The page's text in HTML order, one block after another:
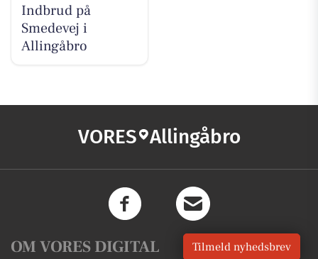
Indbrud på
Smedevej i
Allingåbro
VORES Allingåbro
OM VORES DIGITAL Tilmeld nyhedsbrev